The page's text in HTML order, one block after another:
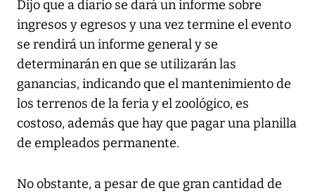
Dijo que a diario se dará un informe sobre
ingresos y egresos y una vez termine el evento
se rendirá un informe general y se
determinarán en que se utilizarán las
ganancias, indicando que el mantenimiento de
los terrenos de la feria y el zoológico, es
costoso, además que hay que pagar una planilla
de empleados permanente.
No obstante, a pesar de que gran cantidad de